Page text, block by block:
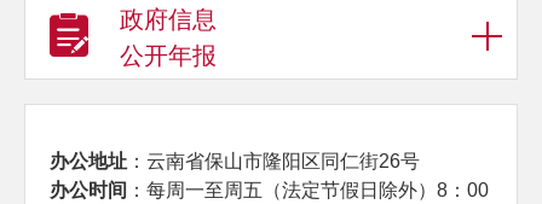
政府信息
公开年报
办公地址 ：云南省保山市隆阳区同仁街26号
办公时间 ：每周一至周五（法定节假日除外）8：00